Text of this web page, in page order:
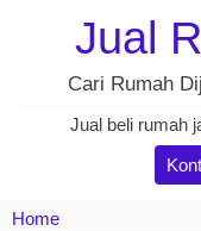
Jual
Cari Rumah
Jual beli rumah
Home